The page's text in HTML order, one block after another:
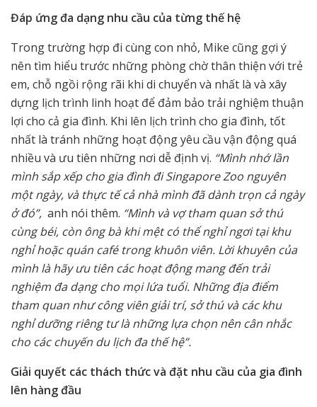
Đáp ứng đa dạng nhu cầu của từng thế hệ
Trong trường hợp đi cùng con nhỏ, Mike cũng gợi ý
nên tìm hiểu trước những phòng chờ thân thiện với trẻ
em, chỗ ngồi rộng rãi khi di chuyển và nhất là và xây
dựng lịch trình linh hoạt để đảm bảo trải nghiệm thuận
lợi cho cả gia đình. Khi lên lịch trình cho gia đình, tốt
nhất là tránh những hoạt động yêu cầu vận động quá
nhiều và ưu tiên những nơi dễ định vị. “Mình nhớ lần
mình sắp xếp cho gia đình đi Singapore Zoo nguyên
một ngày, và thực tế cả nhà mình đã dành trọn cả ngày
ở đó”, anh nói thêm. “Mình và vợ tham quan sở thú
cùng béi, còn ông bà khi mệt có thể nghỉ ngơi tại khu
nghỉ hoặc quán café trong khuôn viên. Lời khuyên của
mình là hãy ưu tiên các hoạt động mang đến trải
nghiệm đa dạng cho mọi lứa tuổi. Những địa điểm
tham quan như công viên giải trí, sở thú và các khu
nghỉ dưỡng riêng tư là những lựa chọn nên cân nhắc
cho các chuyến du lịch đa thế hệ”.
Giải quyết các thách thức và đặt nhu cầu của gia đình
lên hàng đầu